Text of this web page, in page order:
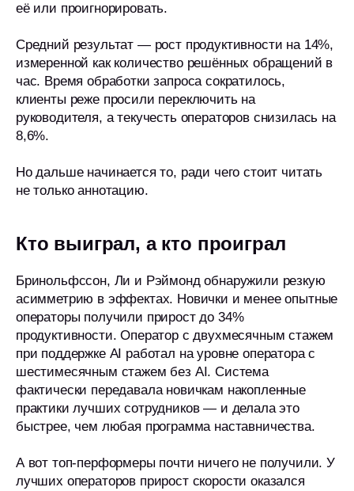
её или проигнорировать.
Средний результат — рост продуктивности на 14%,
измеренной как количество решённых обращений в
час. Время обработки запроса сократилось,
клиенты реже просили переключить на
руководителя, а текучесть операторов снизилась на
8,6%.
Но дальше начинается то, ради чего стоит читать
не только аннотацию.
Кто выиграл, а кто проиграл
Бринольфссон, Ли и Рэймонд обнаружили резкую
асимметрию в эффектах. Новички и менее опытные
операторы получили прирост до 34%
продуктивности. Оператор с двухмесячным стажем
при поддержке AI работал на уровне оператора с
шестимесячным стажем без AI. Система
фактически передавала новичкам накопленные
практики лучших сотрудников — и делала это
быстрее, чем любая программа наставничества.
А вот топ-перформеры почти ничего не получили. У
лучших операторов прирост скорости оказался